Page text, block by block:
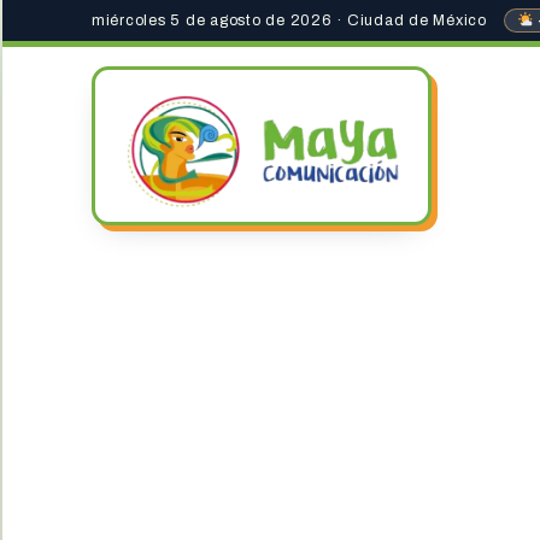
miércoles 5 de agosto de 2026 · Ciudad de México